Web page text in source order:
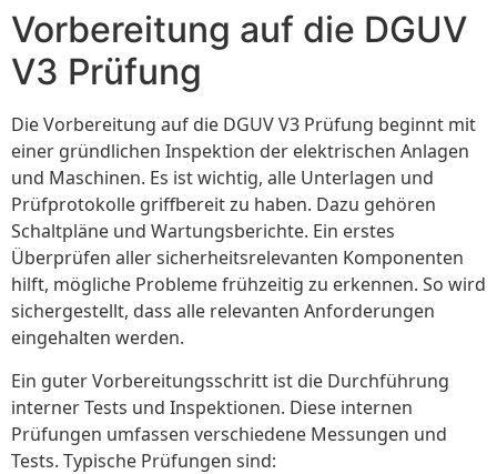
Vorbereitung auf die DGUV
V3 Prüfung
Die Vorbereitung auf die DGUV V3 Prüfung beginnt mit
einer gründlichen Inspektion der elektrischen Anlagen
und Maschinen. Es ist wichtig, alle Unterlagen und
Prüfprotokolle griffbereit zu haben. Dazu gehören
Schaltpläne und Wartungsberichte. Ein erstes
Überprüfen aller sicherheitsrelevanten Komponenten
hilft, mögliche Probleme frühzeitig zu erkennen. So wird
sichergestellt, dass alle relevanten Anforderungen
eingehalten werden.
Ein guter Vorbereitungsschritt ist die Durchführung
interner Tests und Inspektionen. Diese internen
Prüfungen umfassen verschiedene Messungen und
Tests. Typische Prüfungen sind: